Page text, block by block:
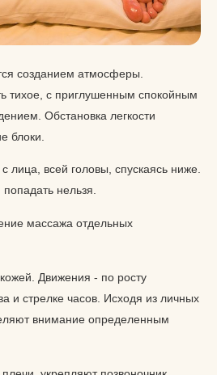
созданием атмосферы.
тихое, с приглушенным спокойным
Обстановка легкости
блоки.
лица, всей головы, спускаясь ниже.
нельзя.
массажа отдельных
Движения - по росту
и стрелке часов. Исходя из личных
внимание определенным